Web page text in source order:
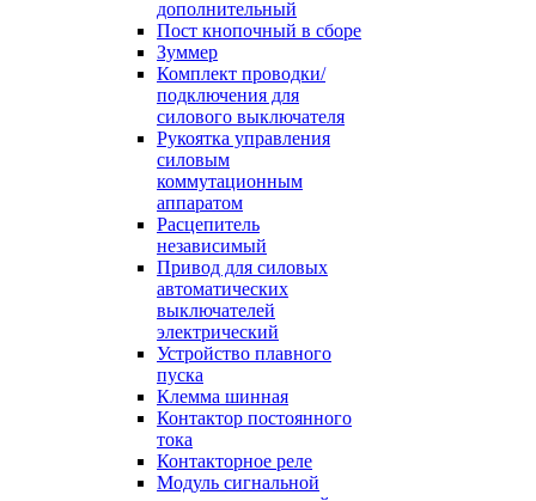
дополнительный
Пост кнопочный в сборе
Зуммер
Комплект проводки/
подключения для
силового выключателя
Рукоятка управления
силовым
коммутационным
аппаратом
Расцепитель
независимый
Привод для силовых
автоматических
выключателей
электрический
Устройство плавного
пуска
Клемма шинная
Контактор постоянного
тока
Контакторное реле
Модуль сигнальной